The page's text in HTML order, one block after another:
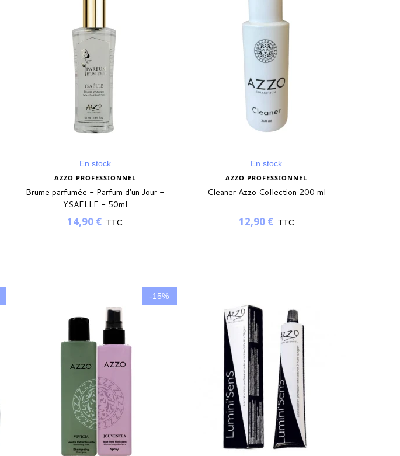
En stock
AZZO PROFESSIONNEL
Brume parfumée - Parfum d’un Jour -
YSAELLE - 50ml
14,90 € TTC
En stock
AZZO PROFESSIONNEL
Cleaner Azzo Collection 200 ml
12,90 € TTC
-15%